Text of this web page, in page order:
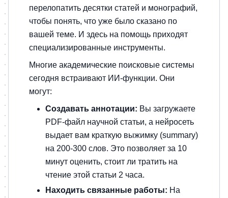
перелопатить десятки статей и монографий,
чтобы понять, что уже было сказано по
вашей теме. И здесь на помощь приходят
специализированные инструменты.
Многие академические поисковые системы
сегодня встраивают ИИ-функции. Они
могут:
Создавать аннотации: Вы загружаете
PDF-файл научной статьи, а нейросеть
выдает вам краткую выжимку (summary)
на 200-300 слов. Это позволяет за 10
минут оценить, стоит ли тратить на
чтение этой статьи 2 часа.
Находить связанные работы: На